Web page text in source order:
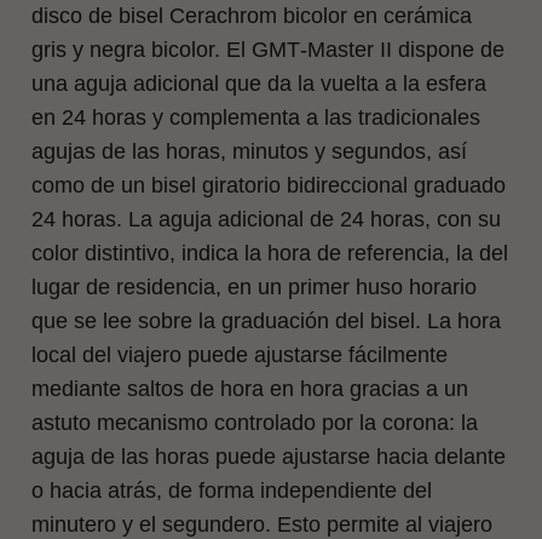
disco de bisel Cerachrom bicolor en cerámica
gris y negra bicolor. El GMT‑Master II dispone de
una aguja adicional que da la vuelta a la esfera
en 24 horas y complementa a las tradicionales
agujas de las horas, minutos y segundos, así
como de un bisel giratorio bidireccional graduado
24 horas. La aguja adicional de 24 horas, con su
color distintivo, indica la hora de referencia, la del
lugar de residencia, en un primer huso horario
que se lee sobre la graduación del bisel. La hora
local del viajero puede ajustarse fácilmente
mediante saltos de hora en hora gracias a un
astuto mecanismo controlado por la corona: la
aguja de las horas puede ajustarse hacia delante
o hacia atrás, de forma independiente del
minutero y el segundero. Esto permite al viajero